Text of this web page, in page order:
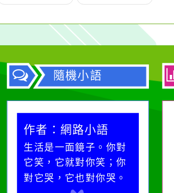
隨機小語
作者：網路小語
生活是一面鏡子。你對
它笑，它就對你笑；你
對它哭，它也對你哭。